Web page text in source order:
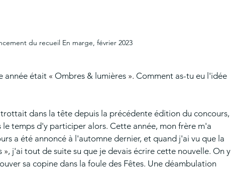
du recueil En marge, février 2023
année était « Ombres & lumières ». Comment as-tu eu l'idée
dans la tête depuis la précédente édition du concours,
le temps d'y participer alors. Cette année, mon frère m'a
a été annoncé à l'automne dernier, et quand j'ai vu que la
», j'ai tout de suite su que je devais écrire cette nouvelle. On y
sa copine dans la foule des Fêtes. Une déambulation